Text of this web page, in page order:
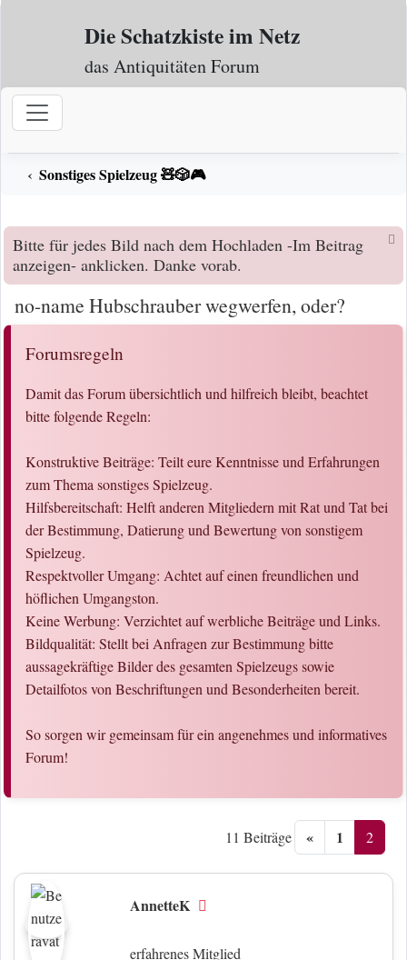
Zum Inhalt
Die Schatzkiste im Netz
das Antiquitäten Forum
Sonstiges Spielzeug 🧸🎲🎮
Bitte für jedes Bild nach dem Hochladen -Im Beitrag
anzeigen- anklicken. Danke vorab.
no-name Hubschrauber wegwerfen, oder?
Forumsregeln
Damit das Forum übersichtlich und hilfreich bleibt, beachtet
bitte folgende Regeln:
Konstruktive Beiträge: Teilt eure Kenntnisse und Erfahrungen
zum Thema sonstiges Spielzeug.
Hilfsbereitschaft: Helft anderen Mitgliedern mit Rat und Tat bei
der Bestimmung, Datierung und Bewertung von sonstigem
Spielzeug.
Respektvoller Umgang: Achtet auf einen freundlichen und
höflichen Umgangston.
Keine Werbung: Verzichtet auf werbliche Beiträge und Links.
Bildqualität: Stellt bei Anfragen zur Bestimmung bitte
aussagekräftige Bilder des gesamten Spielzeugs sowie
Detailfotos von Beschriftungen und Besonderheiten bereit.
So sorgen wir gemeinsam für ein angenehmes und informatives
Forum!
11 Beiträge « 1 2
AnnetteK
erfahrenes Mitglied